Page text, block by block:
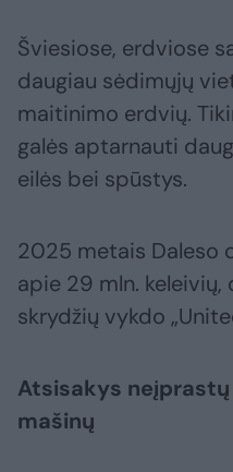
Šviesiose, erdviose
daugiau sėdimųjų
maitinimo erdvių.
galės aptarnauti
eilės bei spūstys.
2025 metais Daleso
apie 29 mln.
skrydžių vykdo
Atsisakys
mašinų